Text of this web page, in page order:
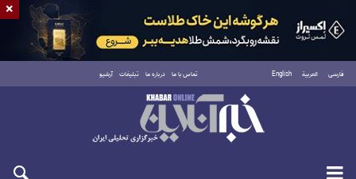
فارسی العربية English تماس با ما درباره ما تبلیغات آرشیو
پنجشنبه ۱۵ مرداد ۱۴۰۵
×